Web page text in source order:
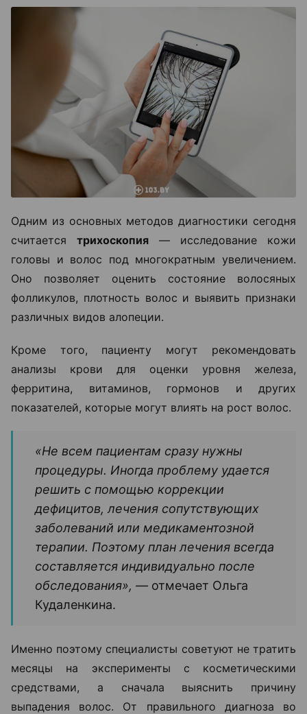
Одним из основных методов диагностики сегодня
считается трихоскопия — исследование кожи
головы и волос под многократным увеличением.
Оно позволяет оценить состояние волосяных
фолликулов, плотность волос и выявить признаки
различных видов алопеции.
Кроме того, пациенту могут рекомендовать
анализы крови для оценки уровня железа,
ферритина, витаминов, гормонов и других
показателей, которые могут влиять на рост волос.
«Не всем пациентам сразу нужны
процедуры. Иногда проблему удается
решить с помощью коррекции
дефицитов, лечения сопутствующих
заболеваний или медикаментозной
терапии. Поэтому план лечения всегда
составляется индивидуально после
обследования», — отмечает Ольга
Кудаленкина.
Именно поэтому специалисты советуют не тратить
месяцы на эксперименты с косметическими
средствами, а сначала выяснить причину
выпадения волос. От правильного диагноза во